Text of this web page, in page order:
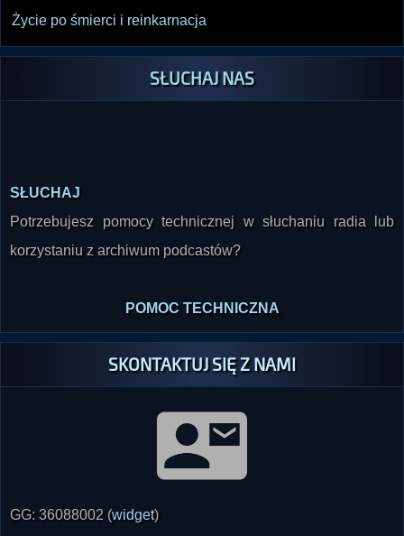
Życie po śmierci i reinkarnacja
SŁUCHAJ NAS
SŁUCHAJ
Potrzebujesz pomocy technicznej w słuchaniu radia lub
korzystaniu z archiwum podcastów?
POMOC TECHNICZNA
SKONTAKTUJ SIĘ Z NAMI
GG: 36088002 (widget)